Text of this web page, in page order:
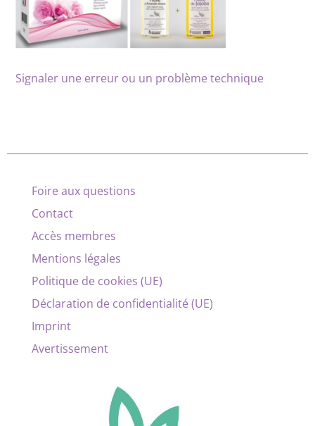
Signaler une erreur ou un problème technique
Foire aux questions
Contact
Accès membres
Mentions légales
Politique de cookies (UE)
Déclaration de confidentialité (UE)
Imprint
Avertissement